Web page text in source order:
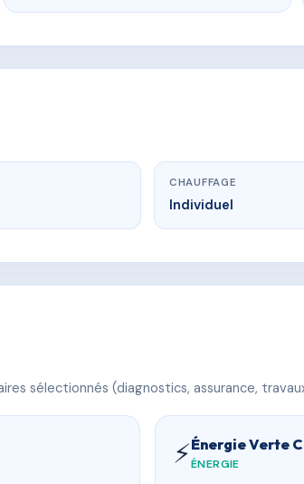
CHAUFFAGE
Individuel
sélectionnés (diagnostics, assurance,
⚡Énergie Verte
ÉNERGIE